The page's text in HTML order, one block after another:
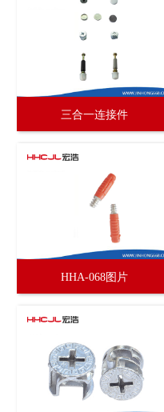
三合一连接件
HHA-068图片